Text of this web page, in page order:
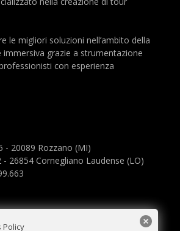
le migliori soluzioni nell’ambito della
grazie a strumentazione
con esperienza
- 20089 Rozzano (MI)
26854 Cornegliano Laudense (LO)
Policy